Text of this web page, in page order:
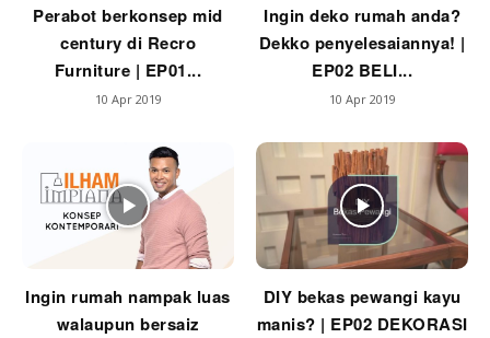
Sembang Dekor
Sembang Laman
Tip Impiana
Hub Ideaktiv
Perabot berkonsep mid
century di Recro
Furniture | EP01...
10 Apr 2019
Ingin deko rumah anda?
Dekko penyelesaiannya! |
EP02 BELI...
10 Apr 2019
Ingin rumah nampak luas
walaupun bersaiz
DIY bekas pewangi kayu
manis? | EP02 DEKORASI